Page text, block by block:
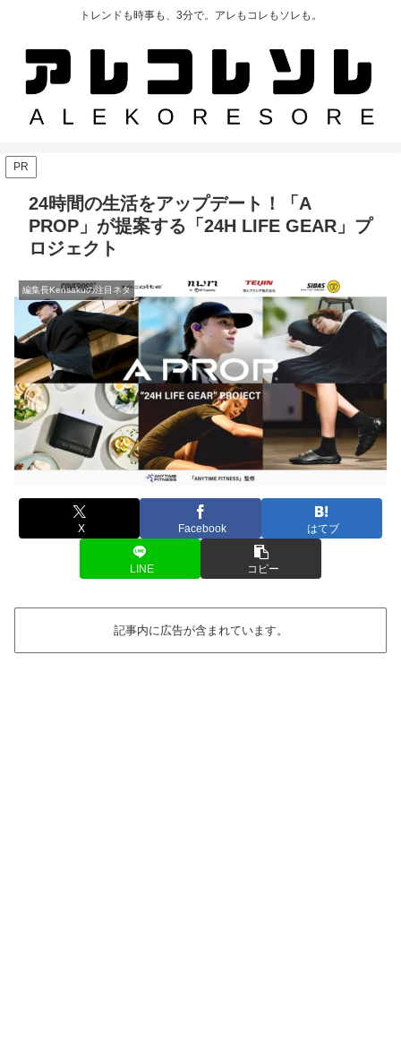
トレンドも時事も、3分で。アレもコレもソレも。
PR
24時間の生活をアップデート！「A
PROP」が提案する「24H LIFE GEAR」プ
ロジェクト
編集長Kensakuの注目ネタ
X Facebook はてブ
LINE コピー
記事内に広告が含まれています。